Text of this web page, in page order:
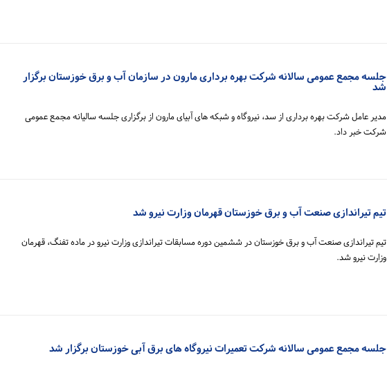
جلسه مجمع عمومی سالانه شرکت بهره برداری مارون در سازمان آب و برق خوزستان برگزار
شد
مدیر عامل شرکت بهره برداری از سد، نیروگاه و شبکه های آبیای مارون از برگزاری جلسه سالیانه مجمع عمومی
شرکت خبر داد.
تیم تیراندازی صنعت آب و برق خوزستان قهرمان وزارت نیرو شد
تیم تیراندازی صنعت آب و برق خوزستان در ششمین دوره مسابقات تیراندازی وزارت نیرو در ماده تفنگ، قهرمان
وزارت نیرو شد.
جلسه مجمع عمومی سالانه شرکت تعمیرات نیروگاه های برق آبی خوزستان برگزار شد